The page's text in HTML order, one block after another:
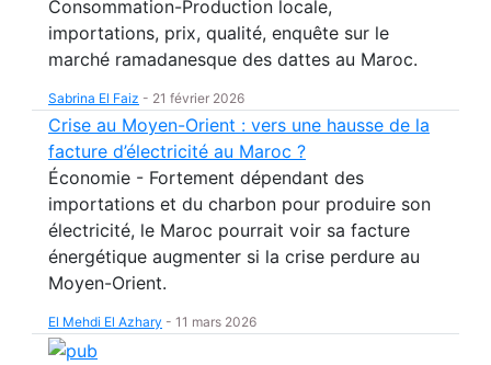
Consommation-Production locale,
importations, prix, qualité, enquête sur le
marché ramadanesque des dattes au Maroc.
Sabrina El Faiz - 21 février 2026
Crise au Moyen-Orient : vers une hausse de la
facture d’électricité au Maroc ?
Économie - Fortement dépendant des
importations et du charbon pour produire son
électricité, le Maroc pourrait voir sa facture
énergétique augmenter si la crise perdure au
Moyen-Orient.
El Mehdi El Azhary - 11 mars 2026